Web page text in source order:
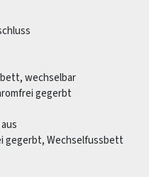
wechselbar
gegerbt
gegerbt, Wechselfussbett